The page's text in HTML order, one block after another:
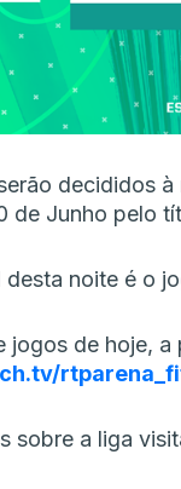
decididos
de Junho pelo
noite é o
jogos de hoje, a
sobre a liga